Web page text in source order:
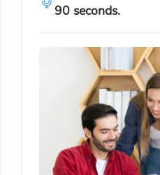
90 seconds.